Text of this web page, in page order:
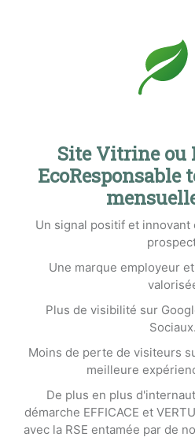
Site Vitrine ou
EcoResponsable
Un signal positif et innovant
Une marque employeur
Plus de visibilité sur
Moins de perte de visiteurs
meilleure
De plus en plus
démarche EFFICACE et
avec la RSE entamée par de